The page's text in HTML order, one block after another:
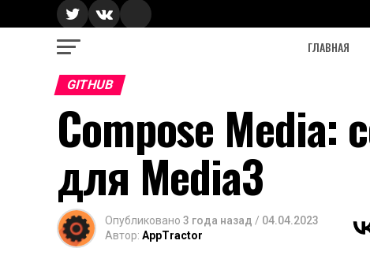
ГЛАВНАЯ
GITHUB
Compose Media:
для Media3
Опубликовано 3 года назад / 04.04.2023
Автор: AppTractor